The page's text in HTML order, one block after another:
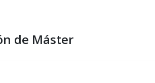
de Máster